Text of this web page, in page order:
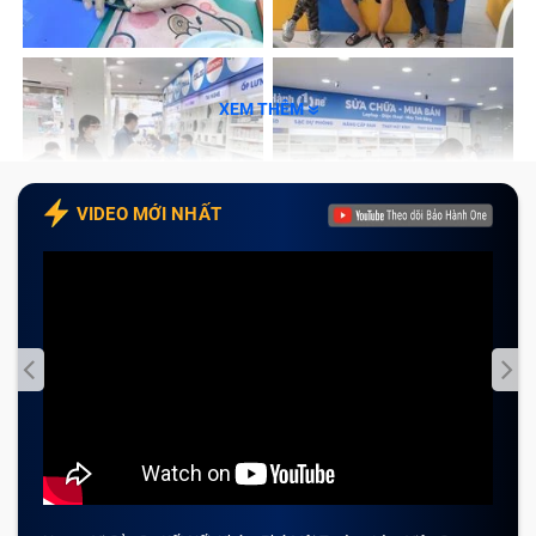
Dịch vụ thay kính lưng iPhone 16 Pro
Max là gì?
giải quyết nhanh chóng các hư tổn trên bề mặt kính
sau. Kỹ thuật viên sẽ bóc tách lớp kính vỡ rồi ép lại
Những trường hợp cần thay kính lưng iPhone
có dấu hiệu rõ rệt và dễ nhận biết bằng mắt thường.
XEM THÊM
VIDEO MỚI NHẤT